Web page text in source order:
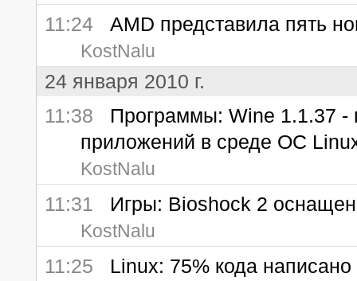
11:24 AMD представила пять
KostNalu
24 января 2010 г.
11:38 Программы: Wine 1.1.37 -
приложений в среде ОС
KostNalu
11:31 Игры: Bioshock 2
KostNalu
11:25 Linux: 75% кода